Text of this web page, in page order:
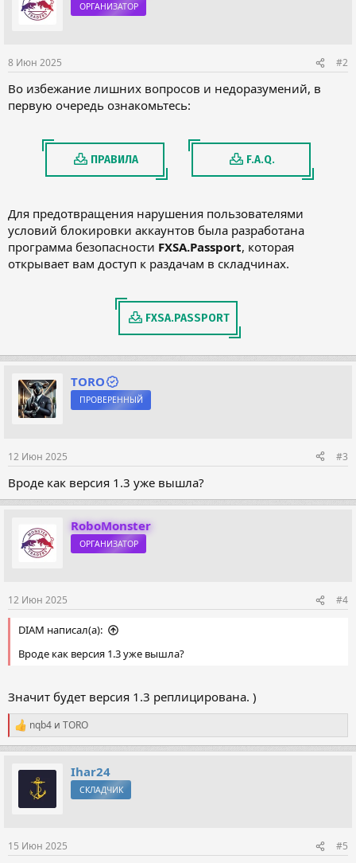
ОРГАНИЗАТОР
8 Июн 2025 #2
Во избежание лишних вопросов и недоразумений, в
первую очередь ознакомьтесь:
ПРАВИЛА F.A.Q.
Для предотвращения нарушения пользователями
условий блокировки аккаунтов была разработана
программа безопасности FXSA.Passport, которая
открывает вам доступ к раздачам в складчинах.
FXSA.PASSPORT
TORO
ПРОВЕРЕННЫЙ
12 Июн 2025 #3
Вроде как версия 1.3 уже вышла?
RoboMonster
ОРГАНИЗАТОР
12 Июн 2025 #4
DIAM написал(а):
Вроде как версия 1.3 уже вышла?
Значит будет версия 1.3 реплицирована. )
Р
е
а
и
nqb4 и TORO
Ihar24
СКЛАДЧИК
15 Июн 2025 #5